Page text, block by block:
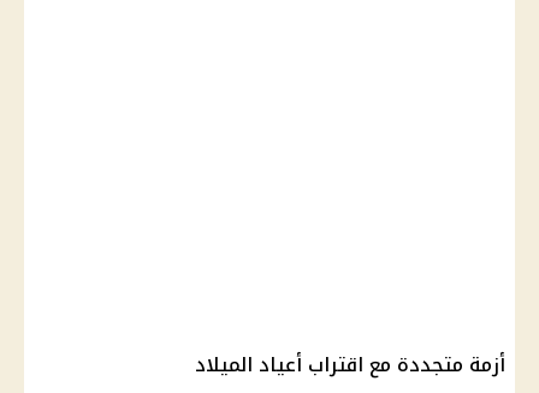
أزمة متجددة مع اقتراب أعياد الميلاد